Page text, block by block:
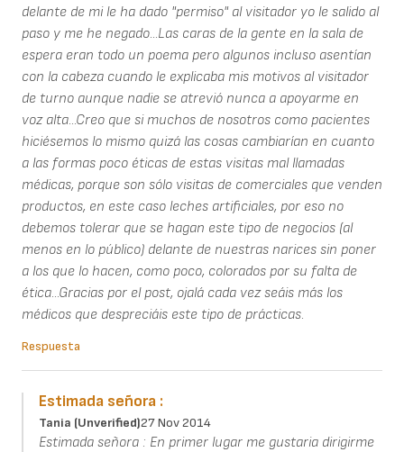
delante de mi le ha dado "permiso" al visitador yo le salido al
paso y me he negado...Las caras de la gente en la sala de
espera eran todo un poema pero algunos incluso asentían
con la cabeza cuando le explicaba mis motivos al visitador
de turno aunque nadie se atrevió nunca a apoyarme en
voz alta...Creo que si muchos de nosotros como pacientes
hiciésemos lo mismo quizá las cosas cambiarían en cuanto
a las formas poco éticas de estas visitas mal llamadas
médicas, porque son sólo visitas de comerciales que venden
productos, en este caso leches artificiales, por eso no
debemos tolerar que se hagan este tipo de negocios (al
menos en lo público) delante de nuestras narices sin poner
a los que lo hacen, como poco, colorados por su falta de
ética...Gracias por el post, ojalá cada vez seáis más los
médicos que despreciáis este tipo de prácticas.
Respuesta
Estimada señora :
Tania (unverified)27 Nov 2014
Estimada señora : En primer lugar me gustaria dirigirme